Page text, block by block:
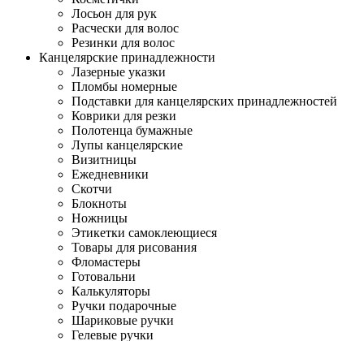
Лосьон для рук
Расчески для волос
Резинки для волос
Канцелярские принадлежности
Лазерные указки
Пломбы номерные
Подставки для канцелярских принадлежностей
Коврики для резки
Полотенца бумажные
Лупы канцелярские
Визитницы
Ежедневники
Скотчи
Блокноты
Ножницы
Этикетки самоклеющиеся
Товары для рисования
Фломастеры
Готовальни
Калькуляторы
Ручки подарочные
Шариковые ручки
Гелевые ручки